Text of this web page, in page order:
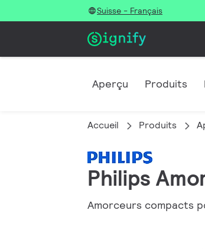
Suisse - Français
Aperçu Produits
Accueil Produits
Philips
Amorceurs compacts